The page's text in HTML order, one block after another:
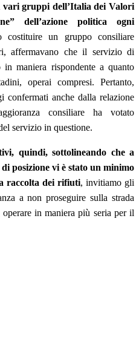
gruppi dell’Italia dei Valori
dell’azione politica ogni
costituire un gruppo consiliare
affermavano che il servizio di
maniera rispondente a quanto
operai compresi. Pertanto,
confermati anche dalla relazione
consiliare ha votato
servizio in questione.
quindi, sottolineando che a
posizione vi è stato un minimo
raccolta dei rifiuti, invitiamo gli
a non proseguire sulla strada
in maniera più seria per il